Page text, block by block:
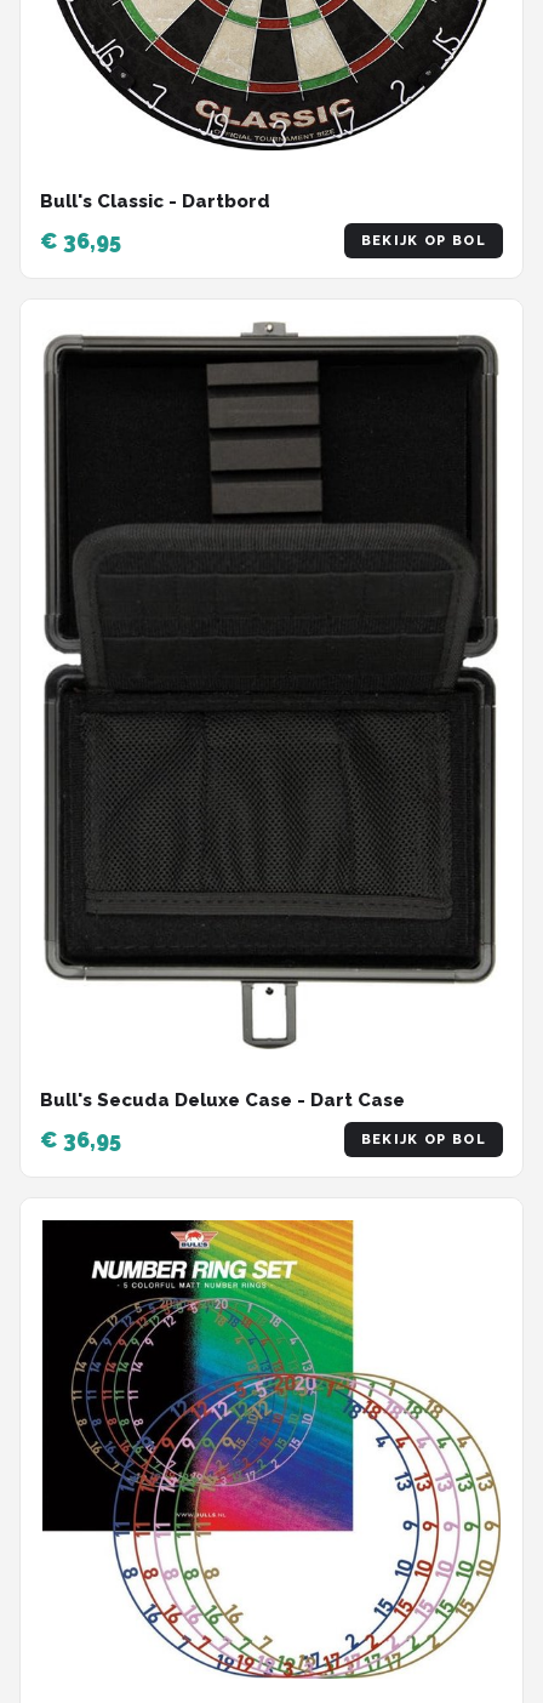
Bull's Classic - Dartbord
€ 36,95 BEKIJK OP BOL
Bull's Secuda Deluxe Case - Dart Case
€ 36,95 BEKIJK OP BOL